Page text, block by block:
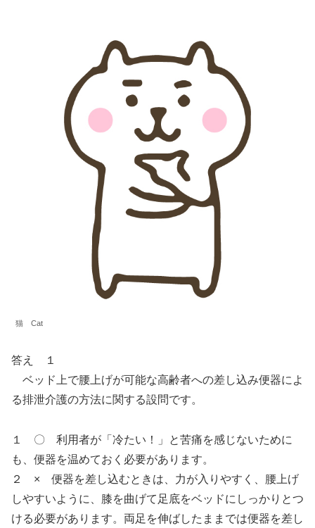
猫 Cat
答え １
ベッド上で腰上げが可能な高齢者への差し込み便器によ
る排泄介護の方法に関する設問です。
１ 〇 利用者が「冷たい！」と苦痛を感じないために
も、便器を温めておく必要があります。
２ × 便器を差し込むときは、力が入りやすく、腰上げ
しやすいように、膝を曲げて足底をベッドにしっかりとつ
ける必要があります。両足を伸ばしたままでは便器を差し